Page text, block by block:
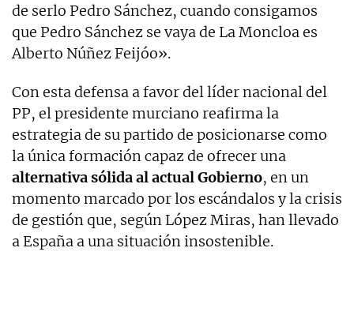
de serlo Pedro Sánchez, cuando consigamos
que Pedro Sánchez se vaya de La Moncloa es
Alberto Núñez Feijóo».
Con esta defensa a favor del líder nacional del
PP, el presidente murciano reafirma la
estrategia de su partido de posicionarse como
la única formación capaz de ofrecer una
alternativa sólida al actual Gobierno, en un
momento marcado por los escándalos y la crisis
de gestión que, según López Miras, han llevado
a España a una situación insostenible.